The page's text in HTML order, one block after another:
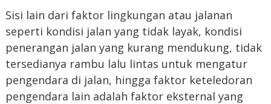
Sisi lain dari faktor lingkungan atau jalanan
seperti kondisi jalan yang tidak layak, kondisi
penerangan jalan yang kurang mendukung, tidak
tersedianya rambu lalu lintas untuk mengatur
pengendara di jalan, hingga faktor keteledoran
pengendara lain adalah faktor eksternal yang